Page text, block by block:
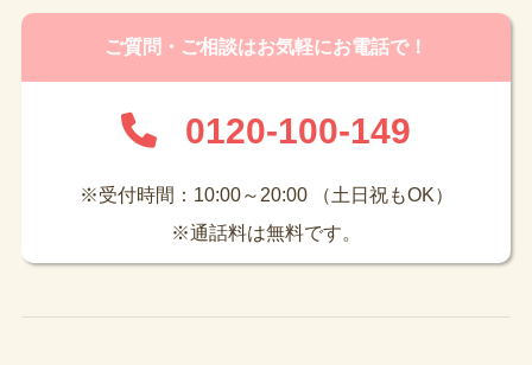
ご質問・ご相談はお気軽にお電話で！
0120-100-149
※受付時間：10:00～20:00 （土日祝もOK）
※通話料は無料です。